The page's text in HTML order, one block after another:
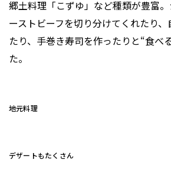
郷土料理「こずゆ」など種類が豊富
ーストビーフを切り分けてくれたり
たり、手巻き寿司を作ったりと“食べ
た。
地元料理
デザートもたくさん